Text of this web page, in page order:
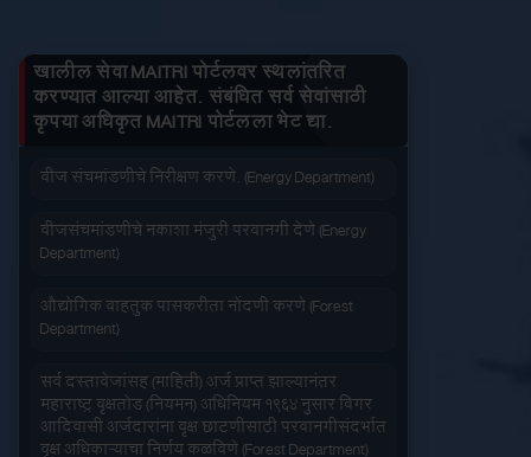
जलद सेवा सेवा आपल्या दारात
सहज पोहोच
खालील सेवा MAITRI पोर्टलवर स्थलांतरित
करण्यात आल्या आहेत. संबंधित सर्व सेवांसाठी
कृपया अधिकृत MAITRI पोर्टलला भेट द्या.
Department)
जनित्र संचमांडणीची नोंदणी. (Energy Department)
वीज संचमांडणीचे निरीक्षण करणे. (Energy Department)
वीजसंचमांडणीचे नकाशा मंजुरी परवानगी देणे (Energy
Department)
औद्योगिक वाहतुक पासकरीता नोंदणी करणे (Forest
Department)
सर्व दस्तावेजांसह (माहिती) अर्ज प्राप्त झाल्यानंतर
महाराष्ट्र वृक्षतोड (नियमन) अधिनियम १९६४ नुसार बिगर
आदिवासी अर्जदारांना वृक्ष छाटणीसाठी परवानगीसंदर्भात
वृक्ष अधिकाऱ्याचा निर्णय कळविणे (Forest Department)